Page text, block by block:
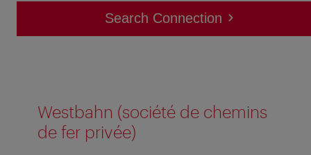
Westbahn (société de chemins
de fer privée)